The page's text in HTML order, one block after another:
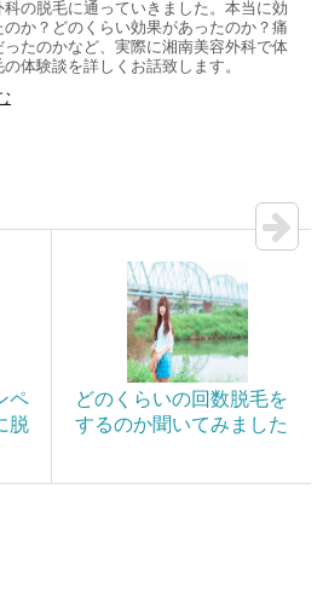
科の脱毛に通っていきました。本当に効
のか？どのくらい効果があったのか？痛
ったのかなど、実際に湘南美容外科で体
体験談を詳しくお話致します。
ペ
脱
どのくらいの回数脱毛を
するのか聞いてみました